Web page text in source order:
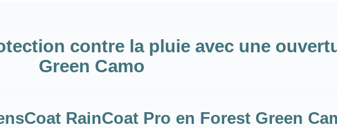
contre la pluie avec une
Green Camo
RainCoat Pro en Forest Green